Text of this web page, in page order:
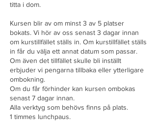
titta i dom.
Kursen blir av om minst 3 av 5 platser
bokats. Vi hör av oss senast 3 dagar innan
om kurstillfället ställs in. Om kurstillfället ställs
in får du välja ett annat datum som passar.
Om även det tillfället skulle bli inställt
erbjuder vi pengarna tillbaka eller ytterligare
ombokning.
Om du får förhinder kan kursen ombokas
senast 7 dagar innan.
Alla verktyg som behövs finns på plats.
1 timmes lunchpaus.